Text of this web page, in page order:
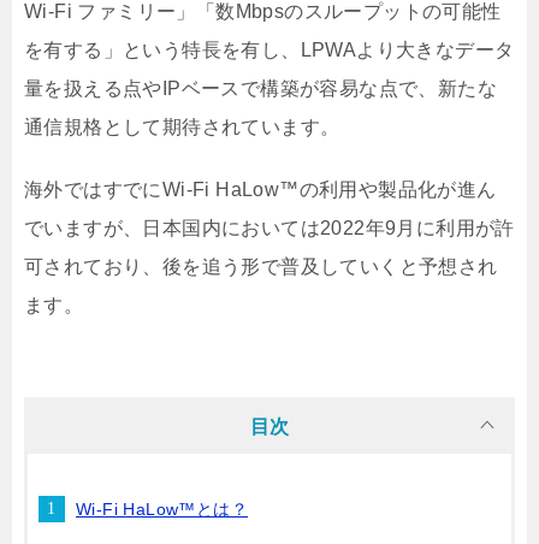
Wi-Fi ファミリー」「数Mbpsのスループットの可能性
を有する」という特長を有し、LPWAより大きなデータ
量を扱える点やIPベースで構築が容易な点で、新たな
通信規格として期待されています。
海外ではすでにWi-Fi HaLow™の利用や製品化が進ん
でいますが、日本国内においては2022年9月に利用が許
可されており、後を追う形で普及していくと予想され
ます。
目次
Wi-Fi HaLow™とは？